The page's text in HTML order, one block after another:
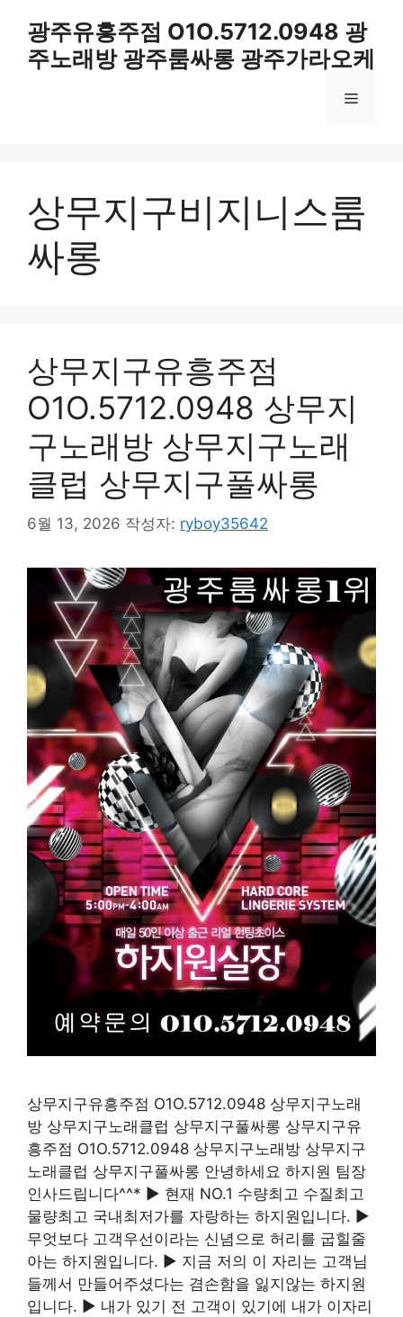
광주유흥주점 O1O.5712.0948 광
주노래방 광주룸싸롱 광주가라오케
메
상무지구비지니스룸
싸롱
상무지구유흥주점
O1O.5712.0948 상무지
구노래방 상무지구노래
클럽 상무지구풀싸롱
6월 13, 2026 작성자: ryboy35642
상무지구유흥주점 O1O.5712.0948 상무지구노래
방 상무지구노래클럽 상무지구풀싸롱 상무지구유
흥주점 O1O.5712.0948 상무지구노래방 상무지구
노래클럽 상무지구풀싸롱 안녕하세요 하지원 팀장
인사드립니다^^* ▶ 현재 NO.1 수량최고 수질최고
물량최고 국내최저가를 자랑하는 하지원입니다. ▶
무엇보다 고객우선이라는 신념으로 허리를 굽힐줄
아는 하지원입니다. ▶ 지금 저의 이 자리는 고객님
들께서 만들어주셨다는 겸손함을 잃지않는 하지원
입니다. ▶ 내가 있기 전 고객이 있기에 내가 이자리